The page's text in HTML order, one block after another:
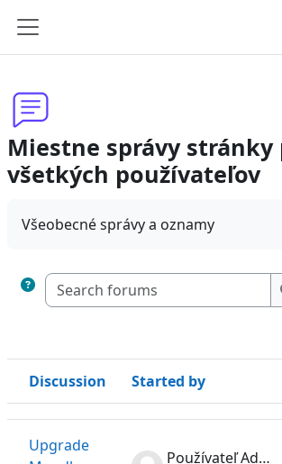
Side panel
Miestne správy stránky
všetkých používateľov
Všeobecné správy a oznamy
Status
Discussion Started by
Upgrade
Používateľ Administrátor